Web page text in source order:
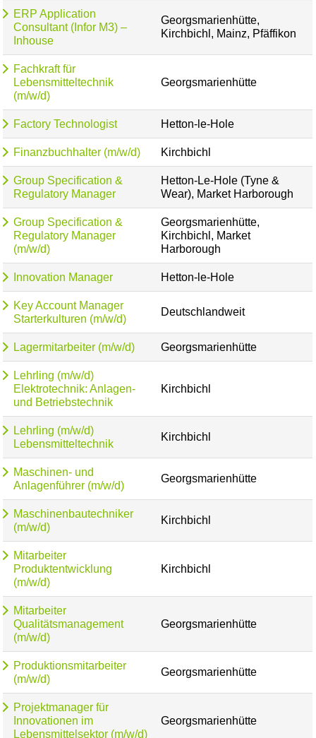
ERP Application
Consultant (Infor M3) –
Inhouse
Georgsmarienhütte,
Kirchbichl, Mainz, Pfäffikon
Fachkraft für
Lebensmitteltechnik
(m/w/d)
Georgsmarienhütte
Factory Technologist Hetton-le-Hole
Finanzbuchhalter (m/w/d) Kirchbichl
Group Specification &
Regulatory Manager
Hetton-Le-Hole (Tyne &
Wear), Market Harborough
Group Specification &
Regulatory Manager
(m/w/d)
Georgsmarienhütte,
Kirchbichl, Market
Harborough
Innovation Manager Hetton-le-Hole
Key Account Manager
Starterkulturen (m/w/d)
Deutschlandweit
Lagermitarbeiter (m/w/d) Georgsmarienhütte
Lehrling (m/w/d)
Elektrotechnik: Anlagen-
und Betriebstechnik
Kirchbichl
Lehrling (m/w/d)
Lebensmitteltechnik
Kirchbichl
Maschinen- und
Anlagenführer (m/w/d)
Georgsmarienhütte
Maschinenbautechniker
(m/w/d)
Kirchbichl
Mitarbeiter
Produktentwicklung
(m/w/d)
Kirchbichl
Mitarbeiter
Qualitätsmanagement
(m/w/d)
Georgsmarienhütte
Produktionsmitarbeiter
(m/w/d)
Georgsmarienhütte
Projektmanager für
Innovationen im
Lebensmittelsektor (m/w/d)
Georgsmarienhütte